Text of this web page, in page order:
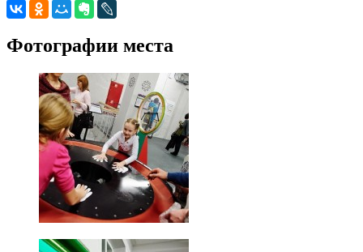
Фотографии места